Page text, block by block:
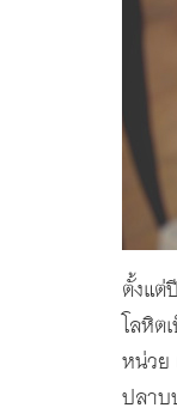
ตั้งแต่
โลหิต
หน่วย
ปลาบ